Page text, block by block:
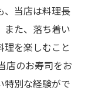
、当店は料理長
また、落ち着い
理を楽しむこと
店のお寿司をお
特別な経験がで